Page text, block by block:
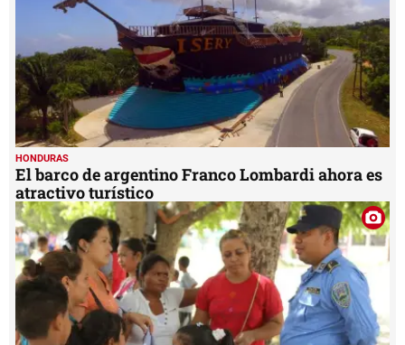
HONDURAS
El barco de argentino Franco Lombardi ahora es
atractivo turístico